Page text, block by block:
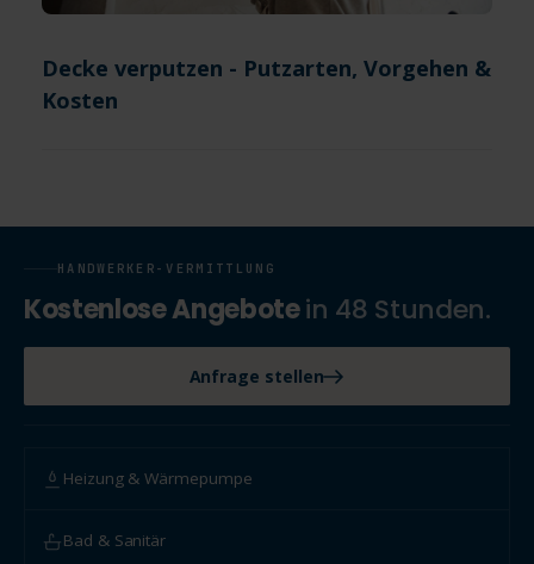
Decke verputzen - Putzarten, Vorgehen &
Kosten
HANDWERKER-VERMITTLUNG
Kostenlose Angebotein 48 Stunden.
Anfrage stellen
Heizung & Wärmepumpe
Bad & Sanitär